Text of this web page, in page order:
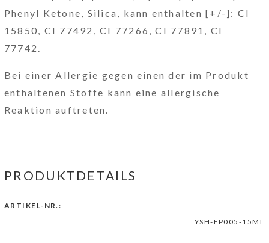
Phenyl Ketone, Silica, kann enthalten [+/-]: CI
15850, CI 77492, CI 77266, CI 77891, CI
77742.
Bei einer Allergie gegen einen der im Produkt
enthaltenen Stoffe kann eine allergische
Reaktion auftreten.
PRODUKTDETAILS
ARTIKEL-NR.:
YSH-FP005-15ML